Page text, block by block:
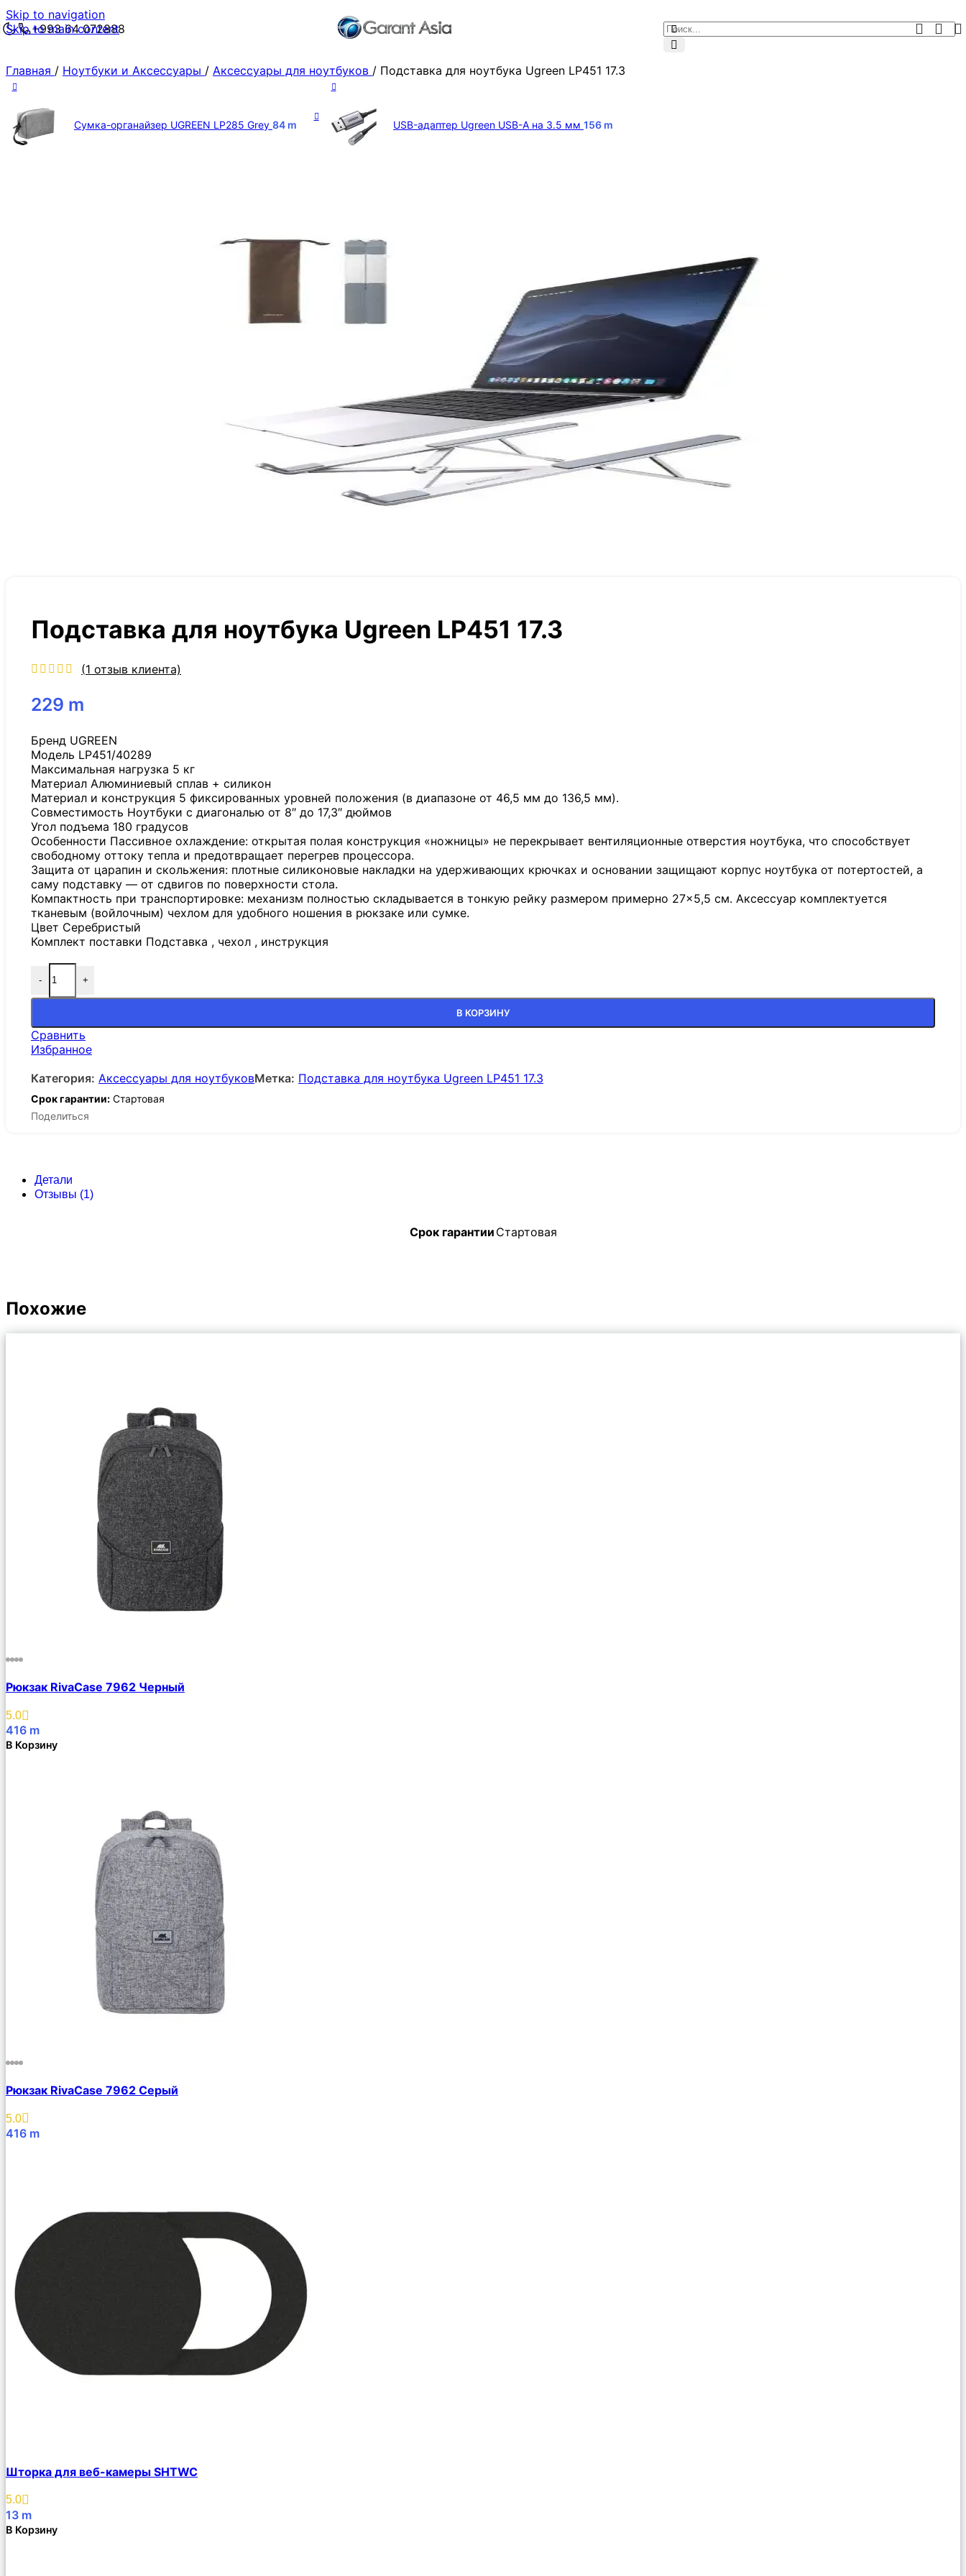
Skip to navigation
Skip to main content
+993 64 072888
Главная / Ноутбуки и Аксессуары / Аксессуары для ноутбуков / Подставка для ноутбука Ugreen LP451 17.3
Сумка-органайзер UGREEN LP285 Grey 84 m USB-адаптер Ugreen USB-A на 3.5 мм 156 m
Подставка для ноутбука Ugreen LP451 17.3
(1 отзыв клиента)
229 m
Бренд UGREEN
Модель LP451/40289
Максимальная нагрузка 5 кг
Материал Алюминиевый сплав + силикон
Материал и конструкция 5 фиксированных уровней положения (в диапазоне от 46,5 мм до 136,5 мм).
Совместимость Ноутбуки с диагональю от 8″ до 17,3″ дюймов
Угол подъема 180 градусов
Особенности Пассивное охлаждение: открытая полая конструкция «ножницы» не перекрывает вентиляционные отверстия ноутбука, что способствует
свободному оттоку тепла и предотвращает перегрев процессора.
Защита от царапин и скольжения: плотные силиконовые накладки на удерживающих крючках и основании защищают корпус ноутбука от потертостей, а
саму подставку — от сдвигов по поверхности стола.
Компактность при транспортировке: механизм полностью складывается в тонкую рейку размером примерно 27×5,5 см. Аксессуар комплектуется
тканевым (войлочным) чехлом для удобного ношения в рюкзаке или сумке.
Цвет Серебристый
Комплект поставки Подставка , чехол , инструкция
- +
В КОРЗИНУ
Сравнить
Избранное
Категория: Аксессуары для ноутбуковМетка: Подставка для ноутбука Ugreen LP451 17.3
Срок гарантии: Стартовая
Поделиться
Детали
Отзывы (1)
Срок гарантии Стартовая
Похожие
Рюкзак RivaCase 7962 Черный
5.0
416 m
В Корзину
Рюкзак RivaCase 7962 Серый
5.0
416 m
Шторка для веб-камеры SHTWC
5.0
13 m
В Корзину